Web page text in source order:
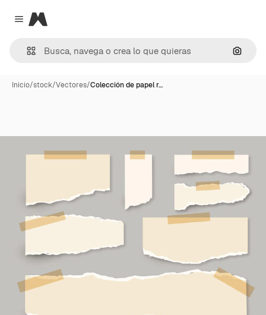
Close menu
Magnific
Inicio/stock/Vectores/Colección de papel r…